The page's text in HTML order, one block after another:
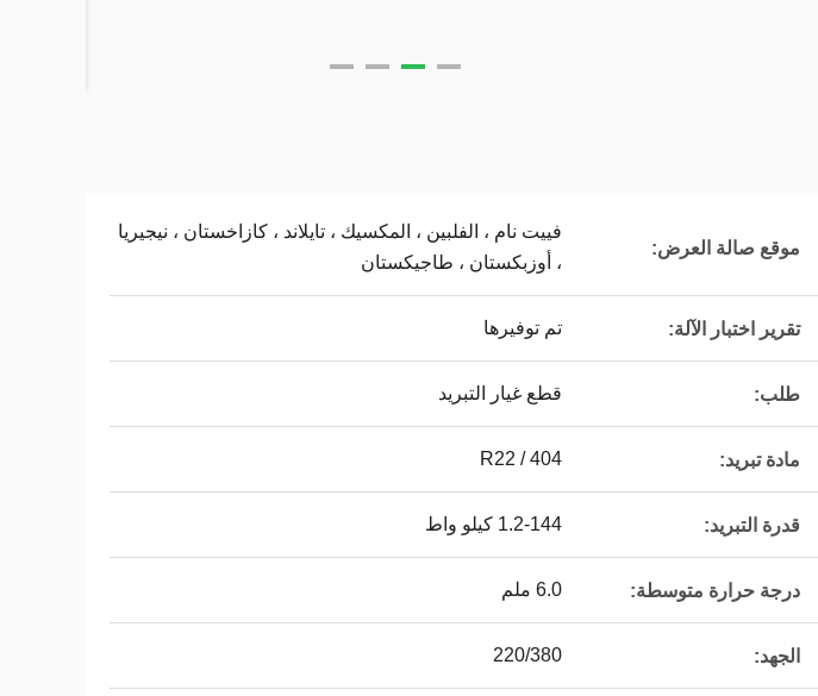
موقع صالة العرض:
فييت نام ، الفلبين ، المكسيك ، تايلاند ، كازاخستان ، نيجيريا
، أوزبكستان ، طاجيكستان
تقرير اختبار الآلة: تم توفيرها
طلب: قطع غيار التبريد
مادة تبريد: R22 / 404
قدرة التبريد: 1.2-144 كيلو واط
درجة حرارة متوسطة: 6.0 ملم
الجهد: 220/380